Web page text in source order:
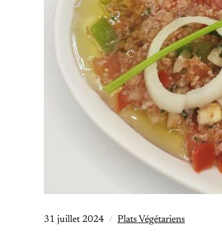
31 juillet 2024 Plats Végétariens